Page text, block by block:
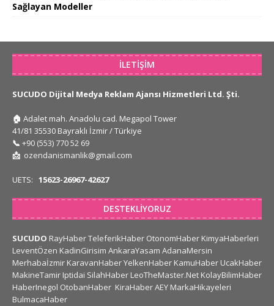
Sağlayan Modeller
İLETIŞIM
SUCUDO Dijital Medya Reklam Ajansı Hizmetleri Ltd. Şti.
🏠 Adalet mah. Anadolu cad. Megapol Tower
41/81 35530 Bayraklı İzmir / Türkiye
📞 +90 (553) 770 52 69
📩 ozendanismanlik@gmail.com
UETS: 15623-26967-42627
DESTEKLIYORUZ
SUCUDO RayHaberTeleferikHaber OtonomHaber KimyaHaberleri
LeventÖzen KadinGirisim AnkaraYasam AdanaMersin
Merhabaİzmir KaravanHaberYelkenHaber KamuHaber UcakHaber
MakineTamir Iptidai SilahHaber LeoTheMaster.Net KolayBilimHaber
HaberInegol OtobanHaber KiraHaberAEY MarkaHikayeleri
BulmacaHaber